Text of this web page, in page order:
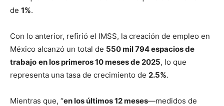
de 1%.
Con lo anterior, refirió el IMSS, la creación de empleo en
México alcanzó un total de 550 mil 794 espacios de
trabajo en los primeros 10 meses de 2025, lo que
representa una tasa de crecimiento de 2.5%.
Mientras que, “en los últimos 12 meses—medidos de